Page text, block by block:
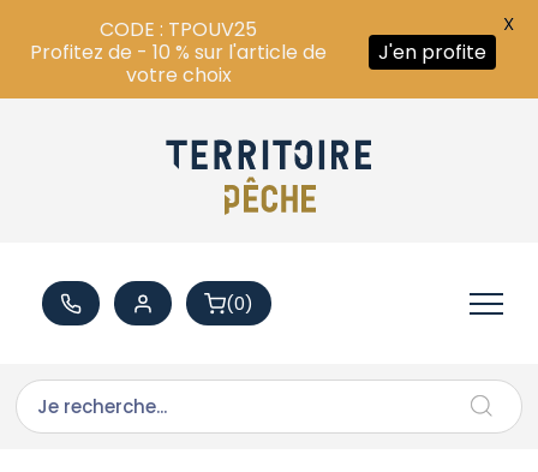
(0)
CODE : TPOUV25
Profitez de - 10 % sur l'article de
votre choix
J'en profite
X